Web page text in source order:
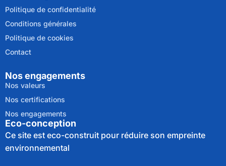
Politique de confidentialité
Conditions générales
Politique de cookies
Contact
Nos engagements
Nos valeurs
Nos certifications
Nos engagements
Eco-conception
Ce site est eco-construit pour réduire son empreinte
environnemental